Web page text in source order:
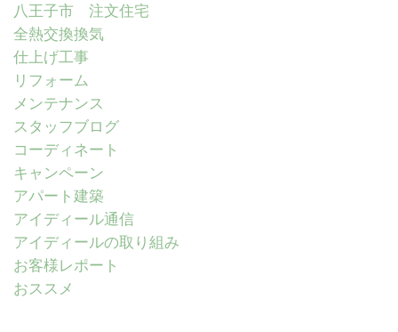
八王子市 注文住宅
全熱交換換気
仕上げ工事
リフォーム
メンテナンス
スタッフブログ
コーディネート
キャンペーン
アパート建築
アイディール通信
アイディールの取り組み
お客様レポート
おススメ